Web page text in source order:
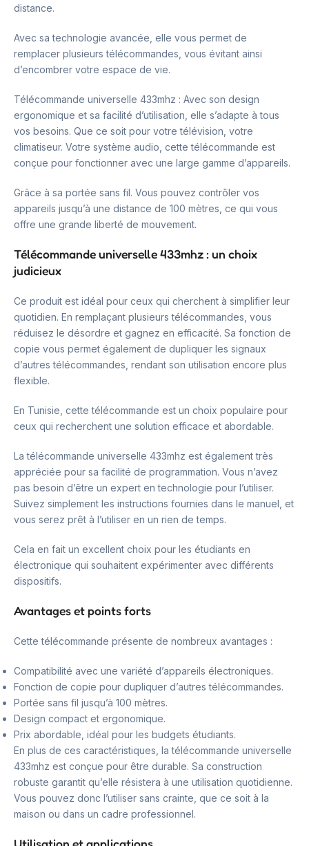
distance.
Avec sa technologie avancée, elle vous permet de
remplacer plusieurs télécommandes, vous évitant ainsi
d’encombrer votre espace de vie.
Télécommande universelle 433mhz : Avec son design
ergonomique et sa facilité d’utilisation, elle s’adapte à tous
vos besoins. Que ce soit pour votre télévision, votre
climatiseur. Votre système audio, cette télécommande est
conçue pour fonctionner avec une large gamme d’appareils.
Grâce à sa portée sans fil. Vous pouvez contrôler vos
appareils jusqu’à une distance de 100 mètres, ce qui vous
offre une grande liberté de mouvement.
Télécommande universelle 433mhz : un choix
judicieux
Ce produit est idéal pour ceux qui cherchent à simplifier leur
quotidien. En remplaçant plusieurs télécommandes, vous
réduisez le désordre et gagnez en efficacité. Sa fonction de
copie vous permet également de dupliquer les signaux
d’autres télécommandes, rendant son utilisation encore plus
flexible.
En Tunisie, cette télécommande est un choix populaire pour
ceux qui recherchent une solution efficace et abordable.
La télécommande universelle 433mhz est également très
appréciée pour sa facilité de programmation. Vous n’avez
pas besoin d’être un expert en technologie pour l’utiliser.
Suivez simplement les instructions fournies dans le manuel, et
vous serez prêt à l’utiliser en un rien de temps.
Cela en fait un excellent choix pour les étudiants en
électronique qui souhaitent expérimenter avec différents
dispositifs.
Avantages et points forts
Cette télécommande présente de nombreux avantages :
Compatibilité avec une variété d’appareils électroniques.
Fonction de copie pour dupliquer d’autres télécommandes.
Portée sans fil jusqu’à 100 mètres.
Design compact et ergonomique.
Prix abordable, idéal pour les budgets étudiants.
En plus de ces caractéristiques, la télécommande universelle
433mhz est conçue pour être durable. Sa construction
robuste garantit qu’elle résistera à une utilisation quotidienne.
Vous pouvez donc l’utiliser sans crainte, que ce soit à la
maison ou dans un cadre professionnel.